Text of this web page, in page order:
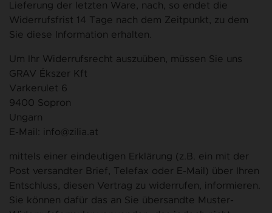
Lieferung der letzten Ware, nach, so endet die
Widerrufsfrist 14 Tage nach dem Zeitpunkt, zu dem
Sie diese Information erhalten.
Um Ihr Widerrufsrecht auszuüben, müssen Sie uns
GRAV Ékszer Kft
Varkerulet 6
9400 Sopron
Ungarn
E-Mail: info@zilia.at
mittels einer eindeutigen Erklärung (z.B. ein mit der
Post versandter Brief, Telefax oder E-Mail) über Ihren
Entschluss, diesen Vertrag zu widerrufen, informieren.
Sie können dafür das an Sie übersandte Muster-